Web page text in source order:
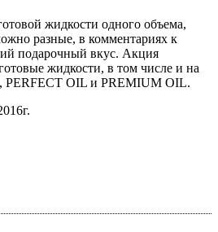
жидкости одного объема,
разные, в комментариях к
подарочный вкус. Акция
жидкости, в том числе и на
PERFECT OIL и PREMIUM OIL.